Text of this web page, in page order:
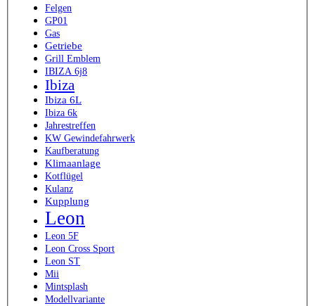
Felgen
GP01
Gas
Getriebe
Grill Emblem
IBIZA 6j8
Ibiza
Ibiza 6L
Ibiza 6k
Jahrestreffen
KW Gewindefahrwerk
Kaufberatung
Klimaanlage
Kotflügel
Kulanz
Kupplung
Leon
Leon 5F
Leon Cross Sport
Leon ST
Mii
Mintsplash
Modellvariante